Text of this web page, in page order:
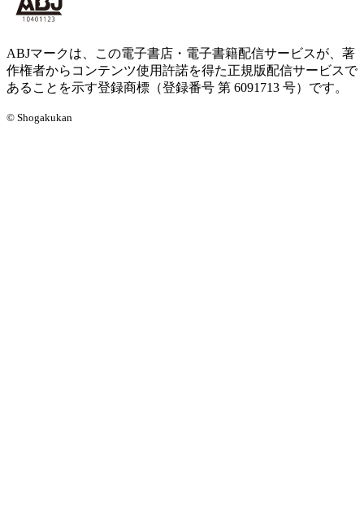
ABJマークは、この電子書店・電子書籍配信サービスが、著
作権者からコンテンツ使用許諾を得た正規版配信サービスで
あることを示す登録商標（登録番号 第 6091713 号）です。
© Shogakukan